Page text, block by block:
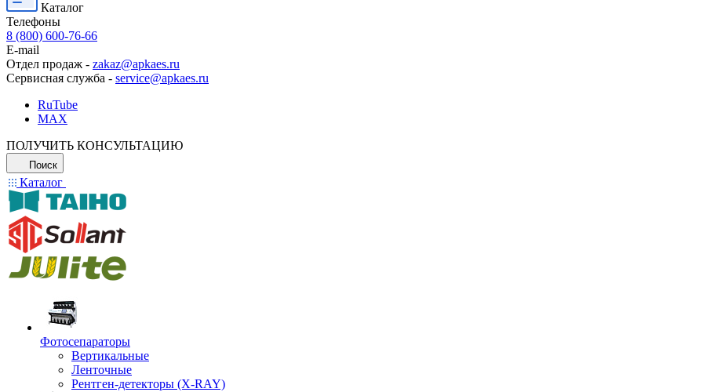
Каталог
Телефоны
8 (800) 600-76-66
E-mail
Отдел продаж - zakaz@apkaes.ru
Сервисная служба - service@apkaes.ru
RuTube
MAX
ПОЛУЧИТЬ КОНСУЛЬТАЦИЮ
Поиск
Каталог
Фотосепараторы
Вертикальные
Ленточные
Рентген-детекторы (X-RAY)